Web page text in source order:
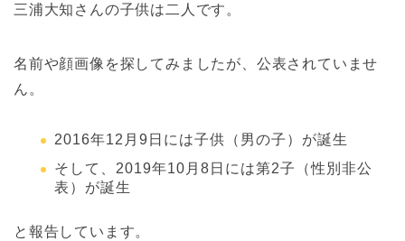
三浦大知さんの子供は二人です。
名前や顔画像を探してみましたが、公表されていませ
ん。
2016年12月9日には子供（男の子）が誕生
そして、2019年10月8日には第2子（性別非公
表）が誕生
と報告しています。